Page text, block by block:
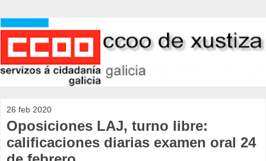
26 feb 2020
Oposiciones LAJ, turno libre:
calificaciones diarias examen oral 24